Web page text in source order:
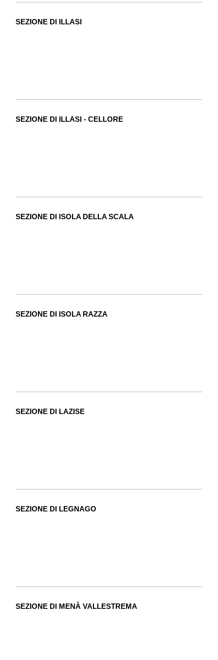
SEZIONE DI ILLASI
SEZIONE DI ILLASI - CELLORE
SEZIONE DI ISOLA DELLA SCALA
SEZIONE DI ISOLA RAZZA
SEZIONE DI LAZISE
SEZIONE DI LEGNAGO
SEZIONE DI MENÀ VALLESTREMA